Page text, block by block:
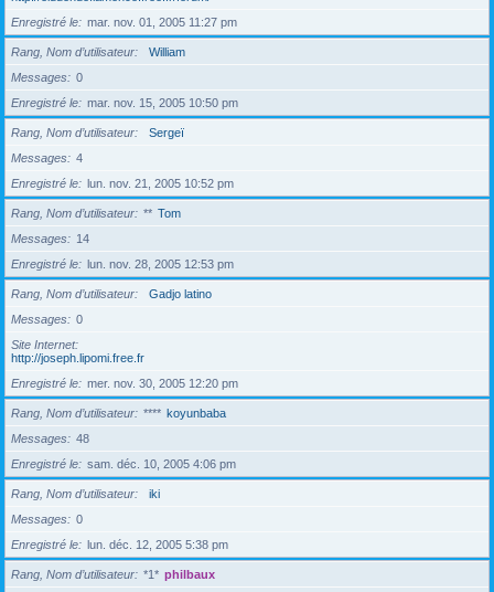
Enregistré le
mar. nov. 01, 2005 11:27 pm
Rang, Nom d’utilisateur
William
Messages
0
Enregistré le
mar. nov. 15, 2005 10:50 pm
Rang, Nom d’utilisateur
Sergeï
Messages
4
Enregistré le
lun. nov. 21, 2005 10:52 pm
Rang, Nom d’utilisateur ** Tom
Messages
14
Enregistré le
lun. nov. 28, 2005 12:53 pm
Rang, Nom d’utilisateur
Gadjo latino
Messages
0
Site Internet
http://joseph.lipomi.free.fr
Enregistré le
mer. nov. 30, 2005 12:20 pm
Rang, Nom d’utilisateur **** koyunbaba
Messages
48
Enregistré le
sam. déc. 10, 2005 4:06 pm
Rang, Nom d’utilisateur
iki
Messages
0
Enregistré le
lun. déc. 12, 2005 5:38 pm
Rang, Nom d’utilisateur *1* philbaux